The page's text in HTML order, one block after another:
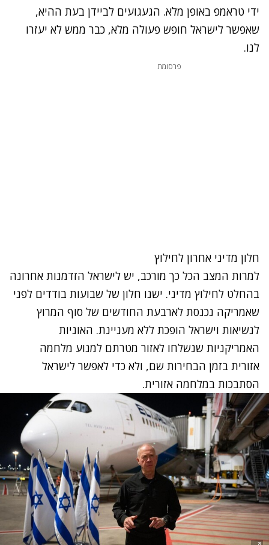
ידי טראמפ באופן מלא. הגעגועים לביידן בעת ההיא,
שאפשר לישראל חופש פעולה מלא, כבר ממש לא יעזרו
לנו.
פרסומת
חלון מדיני אחרון לחילוץ
למרות המצב הכל כך מורכב, יש לישראל הזדמנות אחרונה
בהחלט לחילוץ מדיני. ישנו חלון של שבועות בודדים לפני
שאמריקה נכנסת לארבעת החודשים של סוף המרוץ
לנשיאות וישראל הופכת ללא מעניינת. האוניות
האמריקניות שנשלחו לאזור מטרתם למנוע מלחמה
אזורית בזמן הבחירות שם, ולא כדי לאפשר לישראל
הסתבכות במלחמה אזורית.